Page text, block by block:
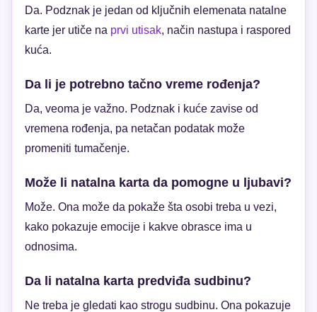
Da. Podznak je jedan od ključnih elemenata natalne
karte jer utiče na prvi utisak, način nastupa i raspored
kuća.
Da li je potrebno tačno vreme rođenja?
Da, veoma je važno. Podznak i kuće zavise od
vremena rođenja, pa netačan podatak može
promeniti tumačenje.
Može li natalna karta da pomogne u ljubavi?
Može. Ona može da pokaže šta osobi treba u vezi,
kako pokazuje emocije i kakve obrasce ima u
odnosima.
Da li natalna karta predviđa sudbinu?
Ne treba je gledati kao strogu sudbinu. Ona pokazuje